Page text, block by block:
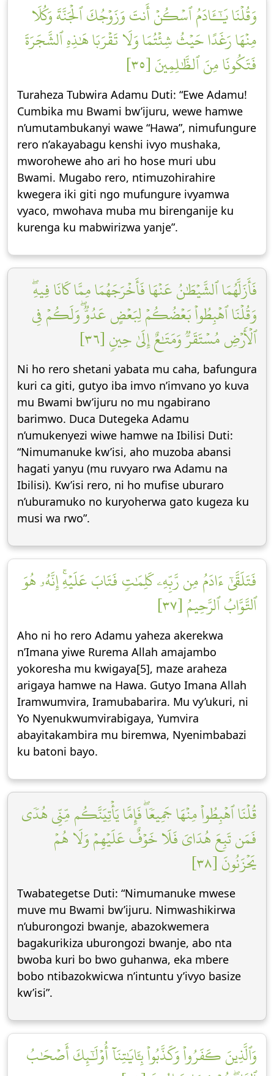
وَقُلۡنَا يَٰٓـَٔادَمُ ٱسۡكُنۡ أَنتَ وَزَوۡجُكَ ٱلۡجَنَّةَ وَكُلَا
مِنۡهَا رَغَدًا حَيۡثُ شِئۡتُمَا وَلَا تَقۡرَبَا هَٰذِهِ ٱلشَّجَرَةَ
فَتَكُونَا مِنَ ٱلظَّٰلِمِينَ [٣٥]
Turaheza Tubwira Adamu Duti: “Ewe Adamu!
Cumbika mu Bwami bw’ijuru, wewe hamwe
n’umutambukanyi wawe “Hawa”, nimufungure
rero n’akayabagu kenshi ivyo mushaka,
mworohewe aho ari ho hose muri ubu
Bwami. Mugabo rero, ntimuzohirahire
kwegera iki giti ngo mufungure ivyamwa
vyaco, mwohava muba mu birenganije ku
kurenga ku mabwirizwa yanje”.
فَأَزَلَّهُمَا ٱلشَّيۡطَٰنُ عَنۡهَا فَأَخۡرَجَهُمَا مِمَّا كَانَا فِيهِۖ
وَقُلۡنَا ٱهۡبِطُواْ بَعۡضُكُمۡ لِبَعۡضٍ عَدُوّٞۖ وَلَكُمۡ فِي
ٱلۡأَرۡضِ مُسۡتَقَرّٞ وَمَتَٰعٌ إِلَىٰ حِينٖ [٣٦]
Ni ho rero shetani yabata mu caha, bafungura
kuri ca giti, gutyo iba imvo n’imvano yo kuva
mu Bwami bw’ijuru no mu ngabirano
barimwo. Duca Dutegeka Adamu
n’umukenyezi wiwe hamwe na Ibilisi Duti:
“Nimumanuke kw’isi, aho muzoba abansi
hagati yanyu (mu ruvyaro rwa Adamu na
Ibilisi). Kw’isi rero, ni ho mufise uburaro
n’uburamuko no kuryoherwa gato kugeza ku
musi wa rwo”.
فَتَلَقَّىٰٓ ءَادَمُ مِن رَّبِّهِۦ كَلِمَٰتٖ فَتَابَ عَلَيۡهِۚ إِنَّهُۥ هُوَ
ٱلتَّوَّابُ ٱلرَّحِيمُ [٣٧]
Aho ni ho rero Adamu yaheza akerekwa
n’Imana yiwe Rurema Allah amajambo
yokoresha mu kwigaya[5], maze araheza
arigaya hamwe na Hawa. Gutyo Imana Allah
Iramwumvira, Iramubabarira. Mu vy’ukuri, ni
Yo Nyenukwumvirabigaya, Yumvira
abayitakambira mu biremwa, Nyenimbabazi
ku batoni bayo.
قُلۡنَا ٱهۡبِطُواْ مِنۡهَا جَمِيعٗاۖ فَإِمَّا يَأۡتِيَنَّكُم مِّنِّي هُدٗى
فَمَن تَبِعَ هُدَايَ فَلَا خَوۡفٌ عَلَيۡهِمۡ وَلَا هُمۡ
يَحۡزَنُونَ [٣٨]
Twabategetse Duti: “Nimumanuke mwese
muve mu Bwami bw’ijuru. Nimwashikirwa
n’uburongozi bwanje, abazokwemera
bagakurikiza uburongozi bwanje, abo nta
bwoba kuri bo bwo guhanwa, eka mbere
bobo ntibazokwicwa n’intuntu y’ivyo basize
kw’isi”.
وَٱلَّذِينَ كَفَرُواْ وَكَذَّبُواْ بِـَٔايَٰتِنَآ أُوْلَٰٓئِكَ أَصۡحَٰبُ